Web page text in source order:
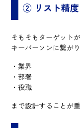
② リスト精度
そもそもターゲット
キーパーソンに繋がり
・業界
・部署
・役職
まで設計することが重